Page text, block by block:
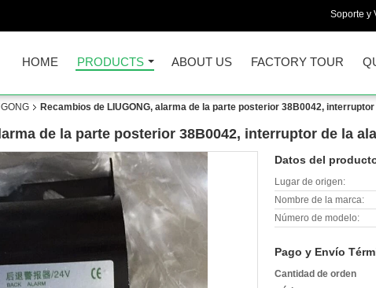
Soporte y
HOME PRODUCTS ABOUT US FACTORY TOUR
Recambios de LIUGONG, alarma de la parte posterior 38B0042,
de la parte posterior 38B0042, interruptor de la
Datos del
Lugar de origen:
Nombre de la marca:
Número de modelo:
Pago y Envío
Cantidad de orden